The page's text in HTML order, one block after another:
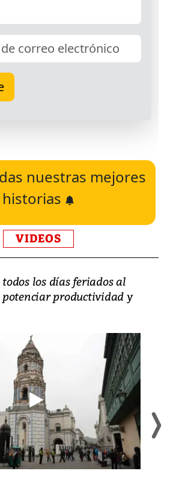
nuestras mejores
historias
VIDEOS
los días feriados al
productividad y